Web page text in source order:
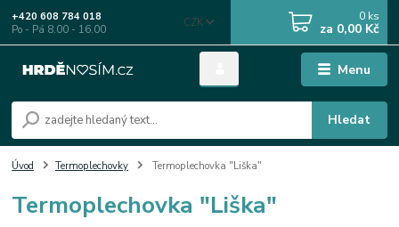
Menu
CZK
Hledat
+420 608 784 018
Po - Pá 8.00 - 16.00
0 ks
za 0,00 Kč
Úvod Termoplechovky Termoplechovka "Liška"
Termoplechovka "Liška"